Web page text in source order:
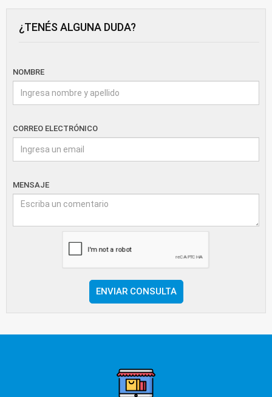
¿TENÉS ALGUNA DUDA?
NOMBRE
CORREO ELECTRÓNICO
MENSAJE